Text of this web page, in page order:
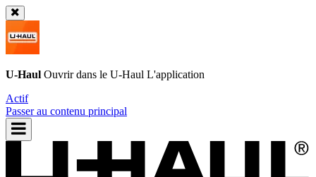
U-Haul Ouvrir dans le U-Haul L'application
Actif
Passer au contenu principal